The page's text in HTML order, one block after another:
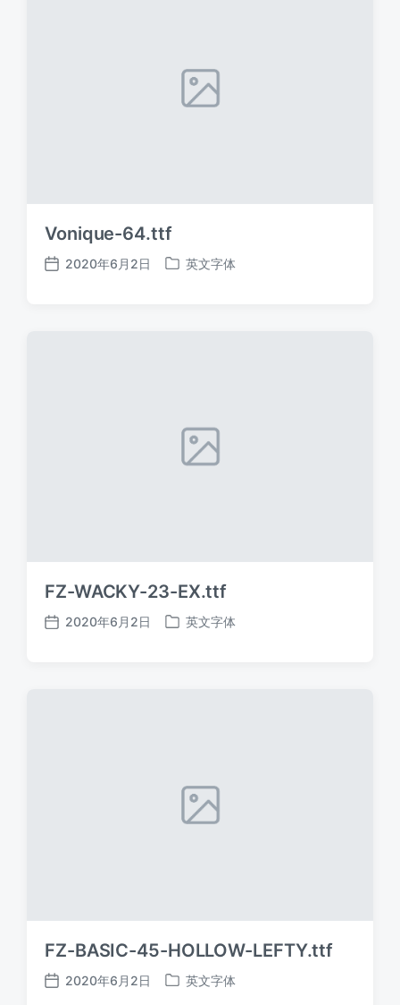
Vonique-64.ttf
发
2020年6月2日
发
英文字体
FZ-WACKY-23-EX.ttf
发
2020年6月2日
发
英文字体
FZ-BASIC-45-HOLLOW-LEFTY.ttf
发
2020年6月2日
发
英文字体